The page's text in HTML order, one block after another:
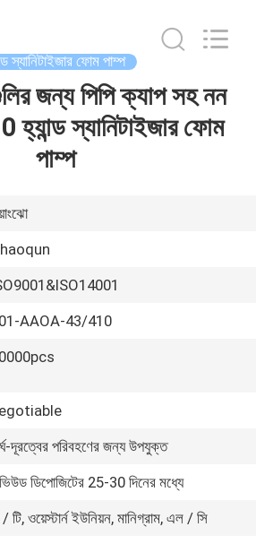
স্যানিটাইজার ফোম পাম্প
জন্য পিপি ক্যাপ সহ নন
স্যানিটাইজার ফোম
পাম্প
AAOA-43/410
দূরত্বের পরিবহণের জন্য উপযুক্ত
ডিপোজিটের 25-30 দিনের মধ্যে
/ টি, ওয়েস্টার্ন ইউনিয়ন, মানিগ্রাম, এল / সি